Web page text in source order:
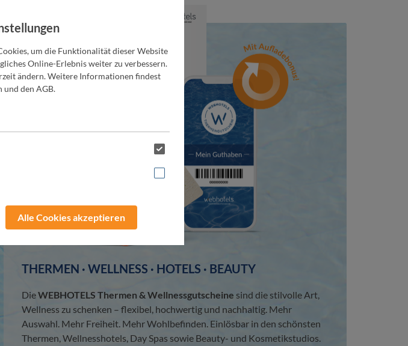
THERMEN · WELLNESS · HOTELS · BEAUTY
DieWEBHOTELS Thermen & Wellnessgutscheine sind die stilvolle Art,
Wellness zu schenken – flexibel, hochwertig und nachhaltig. Mehr
Auswahl. Mehr Freiheit. Mehr Wohlbefinden. Einlösbar in den schönsten
Thermen, Wellnesshotels, Day Spas sowie Beauty- und Kosmetikstudios.
um die Funktionalität dieser Website
Online-Erlebnis weiter zu verbessern.
ändern. Weitere Informationen findest
den AGB.
Alle Cookies akzeptieren